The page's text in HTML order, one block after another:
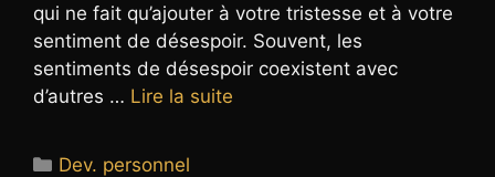
qui ne fait qu’ajouter à votre tristesse et à votre
sentiment de désespoir. Souvent, les
sentiments de désespoir coexistent avec
d’autres … Lire la suite
Catégories
Dev. personnel